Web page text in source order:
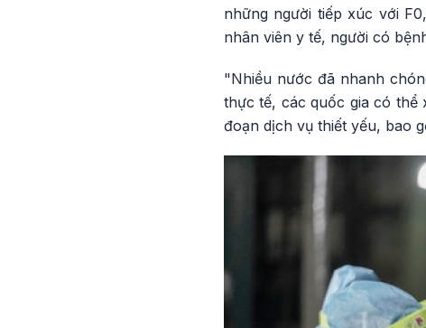
những người tiếp xúc với
nhân viên y tế, người có
"Nhiều nước đã nhanh
thực tế, các quốc gia có thể
đoạn dịch vụ thiết yếu, bao